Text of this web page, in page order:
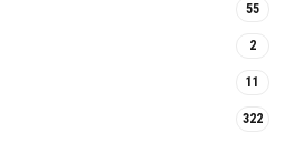
55
2
11
322